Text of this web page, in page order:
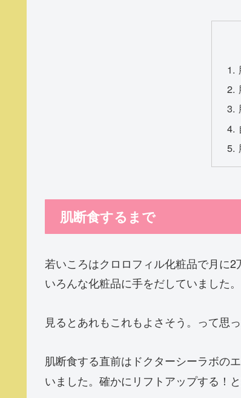
肌断食するまで
若いころはクロロフィル化粧品で月に
いろんな化粧品に手をだしていました。
見るとあれもこれもよさそう。って思っ
肌断食する直前はドクターシーラボの
いました。確かにリフトアップする！